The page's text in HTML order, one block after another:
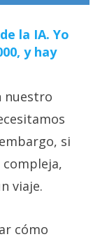
la IA. Yo
y hay
nuestro
si
compleja,
viaje.
cómo